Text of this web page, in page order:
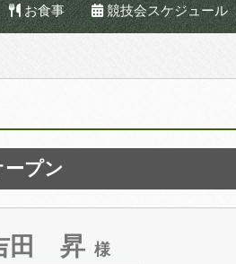
お食事 競技会スケジュール
プン
田 昇 様